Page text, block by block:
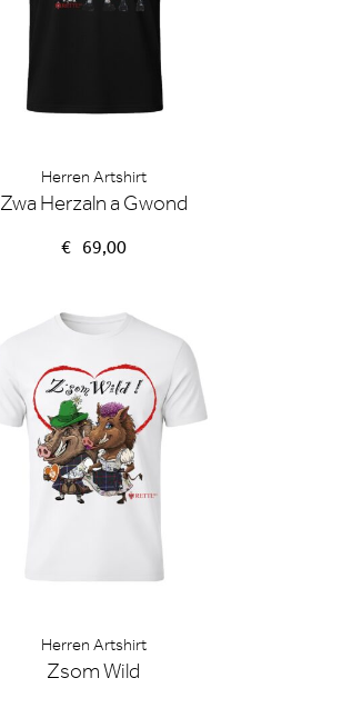
Herren Artshirt
Zwa Herzaln a Gwond
€ 69,00
Herren Artshirt
Zsom Wild